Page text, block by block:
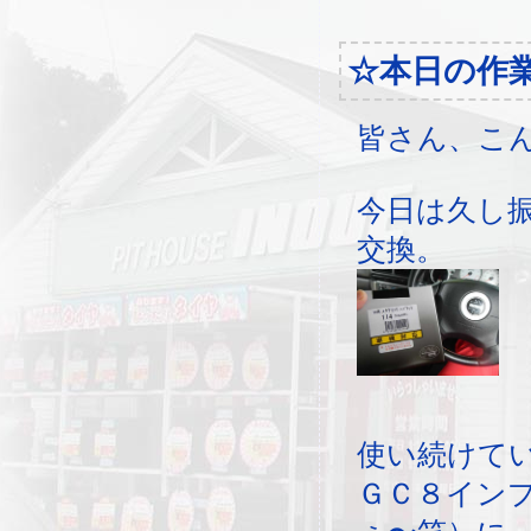
☆本日の作
皆さん、こ
今日は久し
交換。
使い続けて
ＧＣ８イン